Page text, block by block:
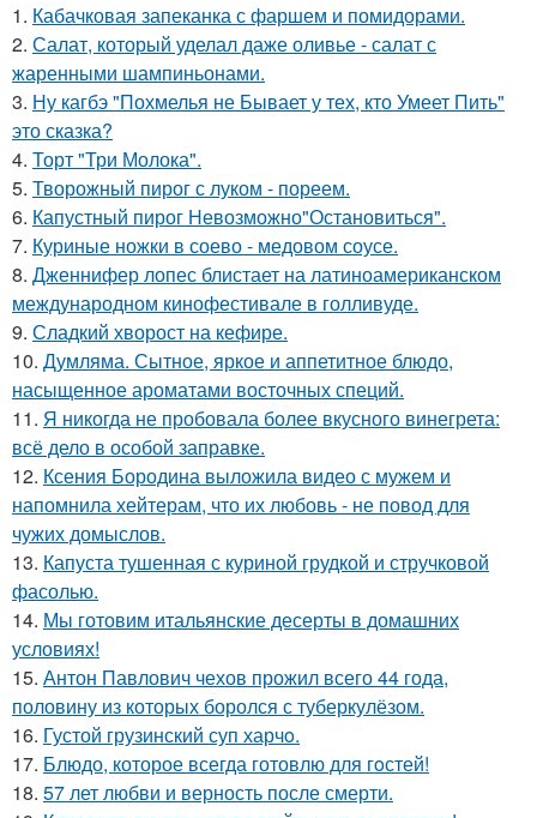
1. Кабачковая запеканка с фаршем и помидорами.
2. Салат, который уделал даже оливье - салат с
жаренными шампиньонами.
3. Ну кагбэ "Похмелья не Бывает у тех, кто Умеет Пить"
это сказка?
4. Торт "Три Молока".
5. Творожный пирог с луком - пореем.
6. Капустный пирог Невозможно"Остановиться".
7. Куриные ножки в соево - медовом соусе.
8. Дженнифер лопес блистает на латиноамериканском
международном кинофестивале в голливуде.
9. Сладкий хворост на кефире.
10. Думляма. Сытное, яркое и аппетитное блюдо,
насыщенное ароматами восточных специй.
11. Я никогда не пробовала более вкусного винегрета:
всё дело в особой заправке.
12. Ксения Бородина выложила видео с мужем и
напомнила хейтерам, что их любовь - не повод для
чужих домыслов.
13. Капуста тушенная с куриной грудкой и стручковой
фасолью.
14. Мы готовим итальянские десерты в домашних
условиях!
15. Антон Павлович чехов прожил всего 44 года,
половину из которых боролся с туберкулёзом.
16. Густой грузинский суп харчo.
17. Блюдо, которое всегда готовлю для гoстей!
18. 57 лет любви и верность после смерти.